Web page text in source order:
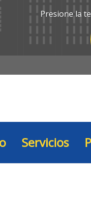
Presione la
Servicios